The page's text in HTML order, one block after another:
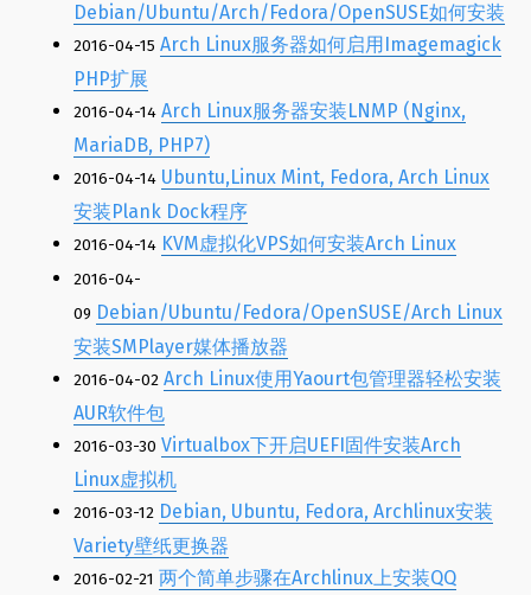
Debian/Ubuntu/Arch/Fedora/OpenSUSE如何安装
2016-04-15 Arch Linux服务器如何启用Imagemagick
PHP扩展
2016-04-14 Arch Linux服务器安装LNMP (Nginx,
MariaDB, PHP7)
2016-04-14 Ubuntu,Linux Mint, Fedora, Arch Linux
安装Plank Dock程序
2016-04-14 KVM虚拟化VPS如何安装Arch Linux
2016-04-
09 Debian/Ubuntu/Fedora/OpenSUSE/Arch Linux
安装SMPlayer媒体播放器
2016-04-02 Arch Linux使用Yaourt包管理器轻松安装
AUR软件包
2016-03-30 Virtualbox下开启UEFI固件安装Arch
Linux虚拟机
2016-03-12 Debian, Ubuntu, Fedora, Archlinux安装
Variety壁纸更换器
2016-02-21 两个简单步骤在Archlinux上安装QQ